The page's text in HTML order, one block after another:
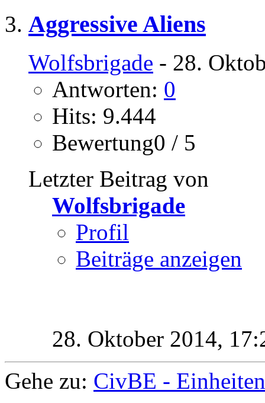
Aggressive Aliens
Wolfsbrigade - 28.
Antworten: 0
Hits: 9.444
Bewertung0 / 5
Letzter Beitrag von
Wolfsbrigade
Profil
Beiträge anzeigen
28. Oktober 2014,
Gehe zu: CivBE -